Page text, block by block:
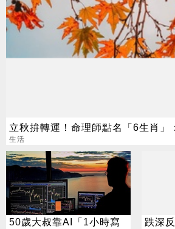
立秋拚轉運！命理師點名「6生肖」
生活
50歲大叔靠AI「1小時寫 跌深